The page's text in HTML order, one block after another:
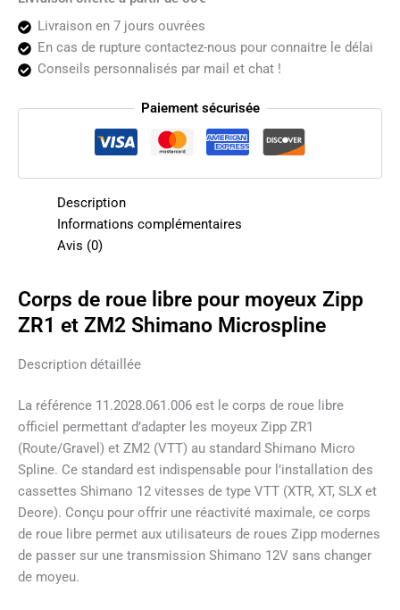
Livraison en 7 jours ouvrées
En cas de rupture contactez-nous pour connaitre le délai
Conseils personnalisés par mail et chat !
Paiement sécurisée
Description
Informations complémentaires
Avis (0)
Corps de roue libre pour moyeux Zipp
ZR1 et ZM2 Shimano Microspline
Description détaillée
La référence 11.2028.061.006 est le corps de roue libre
officiel permettant d’adapter les moyeux Zipp ZR1
(Route/Gravel) et ZM2 (VTT) au standard Shimano Micro
Spline. Ce standard est indispensable pour l’installation des
cassettes Shimano 12 vitesses de type VTT (XTR, XT, SLX et
Deore). Conçu pour offrir une réactivité maximale, ce corps
de roue libre permet aux utilisateurs de roues Zipp modernes
de passer sur une transmission Shimano 12V sans changer
de moyeu.